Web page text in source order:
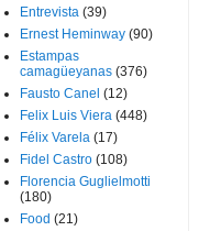
Entrevista (39)
Ernest Heminway (90)
Estampas
camagüeyanas (376)
Fausto Canel (12)
Felix Luis Viera (448)
Félix Varela (17)
Fidel Castro (108)
Florencia Guglielmotti
(180)
Food (21)